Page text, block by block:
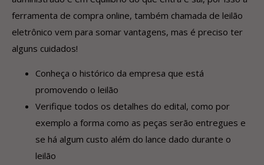
ferramenta de compra online, também chamada de leilão
eletrônico vem para somar vantagens, mas é preciso ter
alguns cuidados!
Conheça o histórico da empresa que está
promovendo o leilão
Verifique todos os detalhes do edital, como por
exemplo a forma como as peças serão entregues e
se há algum custo além do lance dado durante o
leilão